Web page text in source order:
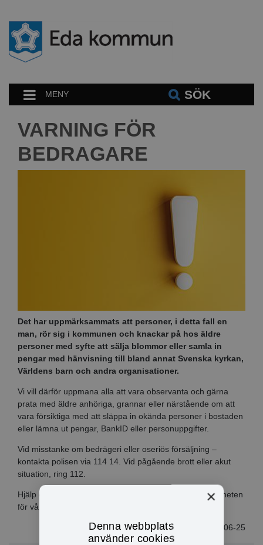
MENY SÖK
VARNING FÖR
BEDRAGARE
Det har uppmärksammats att personer, i detta fall en
man, rör sig i kommunen och knackar på hos äldre
personer med syfte att sälja blommor eller samla in
pengar med hänvisning till bland annat Svenska kyrkan,
Världens barn och andra organisationer.
Vi vill därför uppmana alla att vara observanta och gärna
prata med äldre anhöriga, grannar eller närstående om att
vara försiktiga med att släppa in okända personer i bostaden
eller lämna ut pengar, BankID eller personuppgifter.
Vid misstanke om bedrägeri eller oseriös försäljning –
kontakta polisen via 114 14. Vid pågående brott eller akut
situation, ring 112.
Hjälp gärna till att sprida informationen för att öka tryggheten
för våra äldre invånare.
2026-06-25
×
Denna webbplats
använder cookies